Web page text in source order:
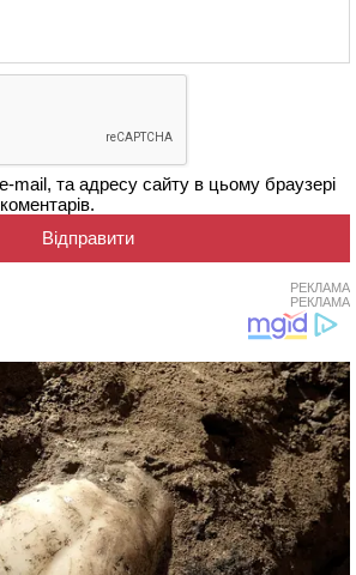
mail, та адресу сайту в цьому браузері
РЕКЛАМА
РЕКЛАМА